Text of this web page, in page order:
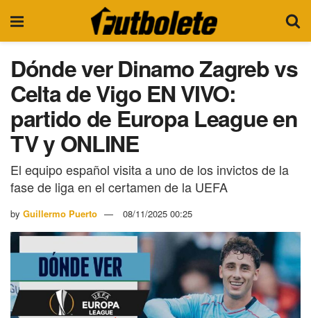
Dónde ver Dinamo Zagreb vs
Celta de Vigo EN VIVO:
partido de Europa League en
TV y ONLINE
El equipo español visita a uno de los invictos de la
fase de liga en el certamen de la UEFA
by Guillermo Puerto 08/11/2025 00:25